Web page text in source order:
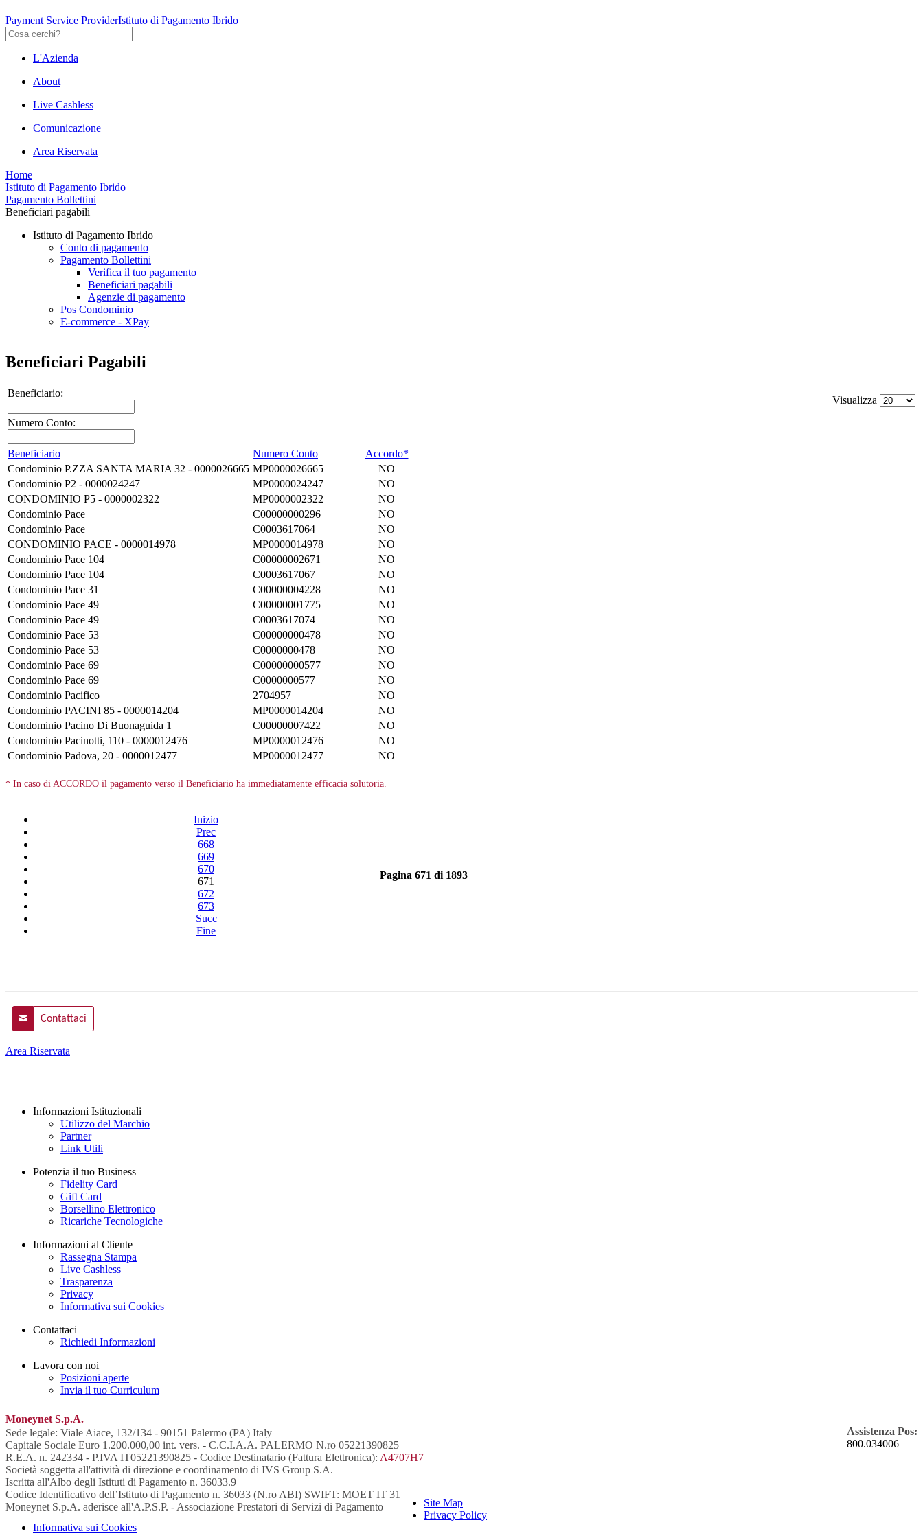
Payment Service ProviderIstituto di Pagamento Ibrido
L'Azienda
About
Live Cashless
Comunicazione
Area Riservata
Home
Istituto di Pagamento Ibrido
Pagamento Bollettini
Beneficiari pagabili
Istituto di Pagamento Ibrido
Conto di pagamento
Pagamento Bollettini
Verifica il tuo pagamento
Beneficiari pagabili
Agenzie di pagamento
Pos Condominio
E-commerce - XPay
Beneficiari Pagabili
Beneficiario:
Visualizza
Numero Conto:
Beneficiario Numero Conto
Accordo*
Condominio P.ZZA SANTA MARIA 32 - 0000026665 MP0000026665
NO
Condominio P2 - 0000024247
MP0000024247
NO
CONDOMINIO P5 - 0000002322
MP0000002322
NO
Condominio Pace
C00000000296
NO
Condominio Pace
C0003617064
NO
CONDOMINIO PACE - 0000014978
MP0000014978
NO
Condominio Pace 104
C00000002671
NO
Condominio Pace 104
C0003617067
NO
Condominio Pace 31
C00000004228
NO
Condominio Pace 49
C00000001775
NO
Condominio Pace 49
C0003617074
NO
Condominio Pace 53
C00000000478
NO
Condominio Pace 53
C0000000478
NO
Condominio Pace 69
C00000000577
NO
Condominio Pace 69
C0000000577
NO
Condominio Pacifico
2704957
NO
Condominio PACINI 85 - 0000014204
MP0000014204
NO
Condominio Pacino Di Buonaguida 1
C00000007422
NO
Condominio Pacinotti, 110 - 0000012476
MP0000012476
NO
Condominio Padova, 20 - 0000012477
MP0000012477 NO
* In caso di ACCORDO il pagamento verso il Beneficiario ha immediatamente efficacia solutoria.
Inizio
Prec
668
669
670
671
672
673
Succ
Fine
Pagina 671 di 1893
Contattaci
Area Riservata
Informazioni Istituzionali
Utilizzo del Marchio
Partner
Link Utili
Potenzia il tuo Business
Fidelity Card
Gift Card
Borsellino Elettronico
Ricariche Tecnologiche
Informazioni al Cliente
Rassegna Stampa
Live Cashless
Trasparenza
Privacy
Informativa sui Cookies
Contattaci
Richiedi Informazioni
Lavora con noi
Posizioni aperte
Invia il tuo Curriculum
Moneynet S.p.A.
Sede legale: Viale Aiace, 132/134 - 90151 Palermo (PA) Italy
Capitale Sociale Euro 1.200.000,00 int. vers. - C.C.I.A.A. PALERMO N.ro 05221390825
R.E.A. n. 242334 - P.IVA IT05221390825 - Codice Destinatario (Fattura Elettronica): A4707H7
Società soggetta all'attività di direzione e coordinamento di IVS Group S.A.
Iscritta all'Albo degli Istituti di Pagamento n. 36033.9
Codice Identificativo dell’Istituto di Pagamento n. 36033 (N.ro ABI) SWIFT: MOET IT 31
Moneynet S.p.A. aderisce all'A.P.S.P. - Associazione Prestatori di Servizi di Pagamento
Assistenza Pos:
800.034006
Site Map
Privacy Policy
Informativa sui Cookies